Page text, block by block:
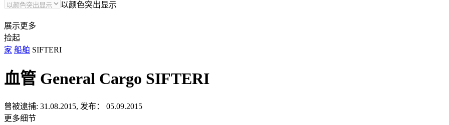
以颜色突出显示
展示更多
捡起
家 船舶 SIFTERI
血管 General Cargo SIFTERI
曾被逮捕: 31.08.2015, 发布： 05.09.2015
更多细节